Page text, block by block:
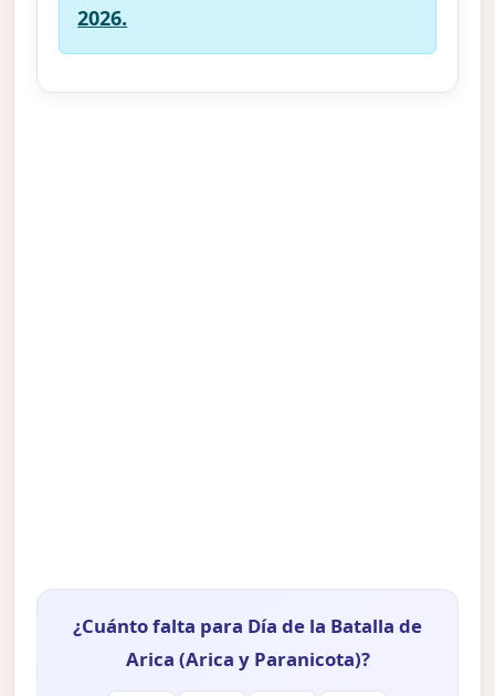
2026.
¿Cuánto falta para Día de la Batalla de
Arica (Arica y Paranicota)?